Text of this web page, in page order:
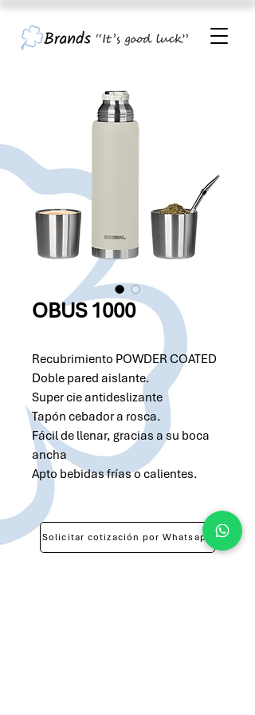
OBUS 1000
Recubrimiento POWDER COATED
Doble pared aislante.
Super cie antideslizante
Tapón cebador a rosca.
Fácil de llenar, gracias a su boca
ancha
Apto bebidas frías o calientes.
Solicitar cotización por Whatsapp